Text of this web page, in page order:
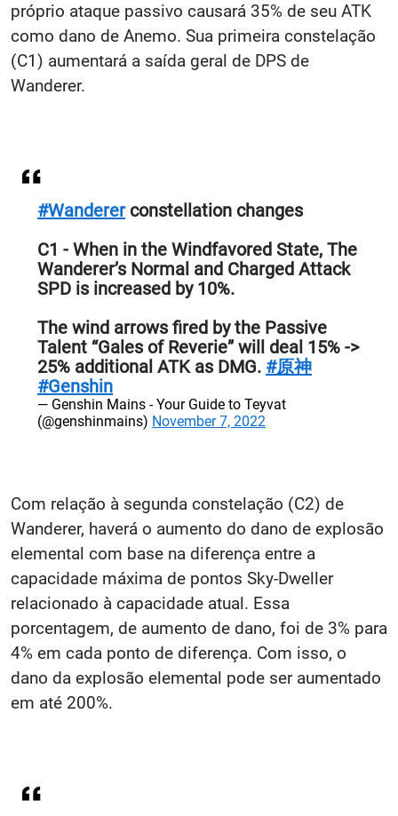
próprio ataque passivo causará 35% de seu ATK
como dano de Anemo. Sua primeira constelação
(C1) aumentará a saída geral de DPS de
Wanderer.
#Wandererconstellation changes
C1 - When in the Windfavored State, The
Wanderer’s Normal and Charged Attack
SPD is increased by 10%.
The wind arrows fired by the Passive
Talent “Gales of Reverie” will deal 15% ->
25% additional ATK as DMG. #原神
#Genshin
— Genshin Mains - Your Guide to Teyvat
(@genshinmains) November 7, 2022
Com relação à segunda constelação (C2) de
Wanderer, haverá o aumento do dano de explosão
elemental com base na diferença entre a
capacidade máxima de pontos Sky-Dweller
relacionado à capacidade atual. Essa
porcentagem, de aumento de dano, foi de 3% para
4% em cada ponto de diferença. Com isso, o
dano da explosão elemental pode ser aumentado
em até 200%.